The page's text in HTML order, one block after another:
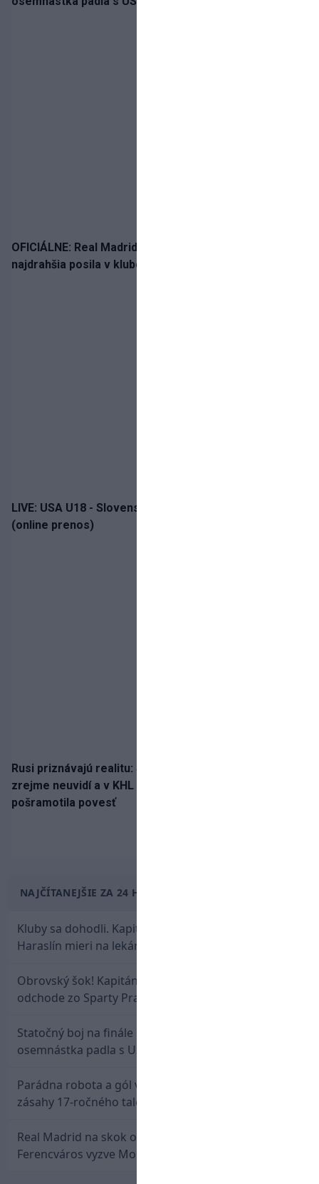
OFICIÁLNE: Real Madrid rozbil bank. Z Lipska prichádza
najdrahšia posila v klubovej histórii
LIVE: USA U18 - Slovensko U18 / Hlinka-Gretzky Cup
(online prenos)
Rusi priznávajú realitu: Spartak milióny od Ružičku
zrejme neuvidí a v KHL si už nezahrá. Liga si
pošramotila povesť
NAJČÍTANEJŠIE ZA 24 HODÍN
Kluby sa dohodli. Kapitán Sparty Praha Lukáš
Haraslín mieri na lekársku prehliadku
Obrovský šok! Kapitán Lukáš Haraslín je údajne na
odchode zo Sparty Praha
Statočný boj na finále nestačil: Slovenská
osemnástka padla s USA a zabojuje o bronz
Parádna robota a gól v oslabení! Pozrite si oba
zásahy 17-ročného talentu Rychlíka proti USA
Real Madrid na skok od Slovenska: Borbélyho
Ferencváros vyzve Mourinhove hviezdy